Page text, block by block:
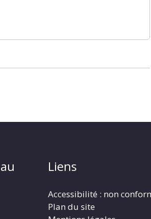
Liens
Accessibilité : non
Plan du site